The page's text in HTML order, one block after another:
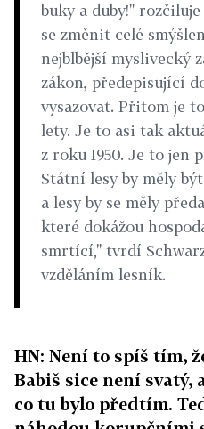
buky a duby!"
se změnit celé
nejblbější myslivecký
zákon, předepisující
vysazovat. Přitom je
lety. Je to asi tak
z roku 1950. Je to
Státní lesy by měly
a lesy by se měly
které dokážou
smrtící," tvrdí
vzděláním lesník.
HN: Není to spíš tím,
Babiš sice není svatý,
co tu bylo předtím.